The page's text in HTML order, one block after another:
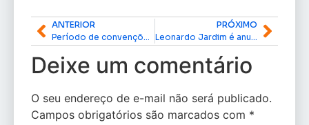
ANTERIOR
Período de convenções começa nesta terça para eleição suplementar em Oiapoque
PRÓXIMO
Leonardo Jardim é anunciado como novo técnico do Flamengo
Deixe um comentário
O seu endereço de e-mail não será publicado.
Campos obrigatórios são marcados com *